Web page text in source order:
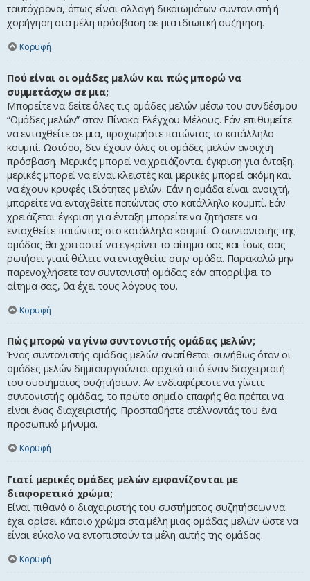
ταυτόχρονα, όπως είναι αλλαγή δικαιωμάτων συντονιστή ή
χορήγηση στα μέλη πρόσβαση σε μια ιδιωτική συζήτηση.
Κορυφή
Πού είναι οι ομάδες μελών και πώς μπορώ να
συμμετάσχω σε μια;
Μπορείτε να δείτε όλες τις ομάδες μελών μέσω του συνδέσμου
“Ομάδες μελών” στον Πίνακα Ελέγχου Μέλους. Εάν επιθυμείτε
να ενταχθείτε σε μια, προχωρήστε πατώντας το κατάλληλο
κουμπί. Ωστόσο, δεν έχουν όλες οι ομάδες μελών ανοιχτή
πρόσβαση. Μερικές μπορεί να χρειάζονται έγκριση για ένταξη,
μερικές μπορεί να είναι κλειστές και μερικές μπορεί ακόμη και
να έχουν κρυφές ιδιότητες μελών. Εάν η ομάδα είναι ανοιχτή,
μπορείτε να ενταχθείτε πατώντας στο κατάλληλο κουμπί. Εάν
χρειάζεται έγκριση για ένταξη μπορείτε να ζητήσετε να
ενταχθείτε πατώντας στο κατάλληλο κουμπί. Ο συντονιστής της
ομάδας θα χρειαστεί να εγκρίνει το αίτημα σας και ίσως σας
ρωτήσει γιατί θέλετε να ενταχθείτε στην ομάδα. Παρακαλώ μην
παρενοχλήσετε τον συντονιστή ομάδας εάν απορρίψει το
αίτημα σας, θα έχει τους λόγους του.
Κορυφή
Πώς μπορώ να γίνω συντονιστής ομάδας μελών;
Ένας συντονιστής ομάδας μελών ανατίθεται συνήθως όταν οι
ομάδες μελών δημιουργούνται αρχικά από έναν διαχειριστή
του συστήματος συζητήσεων. Αν ενδιαφέρεστε να γίνετε
συντονιστής ομάδας, το πρώτο σημείο επαφής θα πρέπει να
είναι ένας διαχειριστής. Προσπαθήστε στέλνοντάς του ένα
προσωπικό μήνυμα.
Κορυφή
Γιατί μερικές ομάδες μελών εμφανίζονται με
διαφορετικό χρώμα;
Είναι πιθανό ο διαχειριστής του συστήματος συζητήσεων να
έχει ορίσει κάποιο χρώμα στα μέλη μιας ομάδας μελών ώστε να
είναι εύκολο να εντοπιστούν τα μέλη αυτής της ομάδας.
Κορυφή